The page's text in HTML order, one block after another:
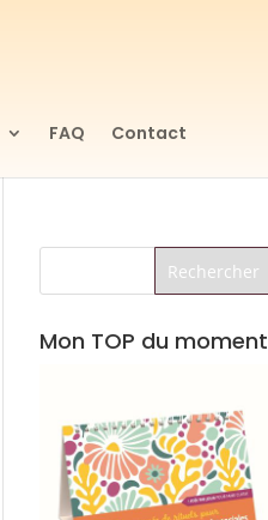
FAQ Contact
Mon TOP du moment